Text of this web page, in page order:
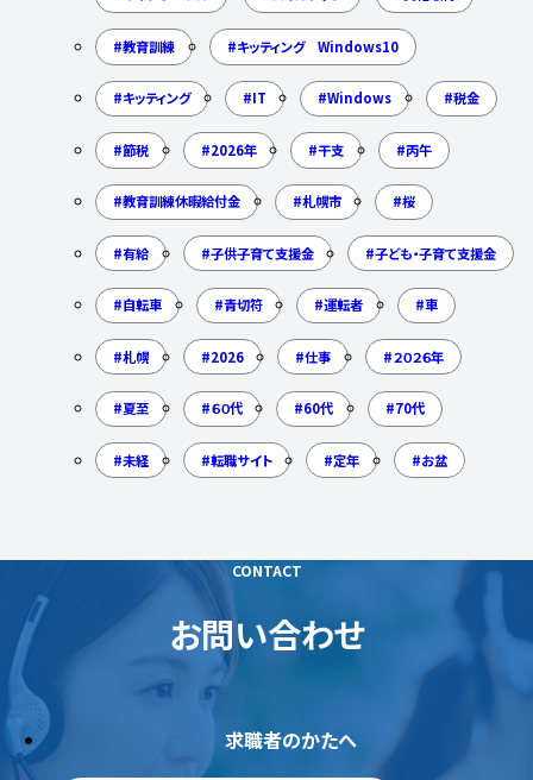
教育訓練 キッティング Windows10
キッティング IT Windows 税金
節税 2026年 干支 丙午
教育訓練休暇給付金 札幌市 桜
有給 子供子育て支援金 子ども・子育て支援金
自転車 青切符 運転者 車
札幌 2026 仕事 ２０２６年
夏至 ６０代 60代 70代
未経 転職サイト 定年 お盆
CONTACT
お問い合わせ
求職者のかたへ